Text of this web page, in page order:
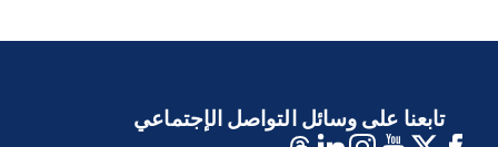
تابعنا على وسائل التواصل الإجتماعي